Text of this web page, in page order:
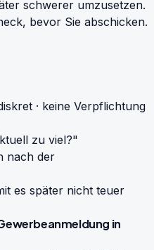
schwerer umzusetzen.
bevor Sie abschicken.
· keine Verpflichtung
zu viel?"
nach der
es später nicht teuer
in